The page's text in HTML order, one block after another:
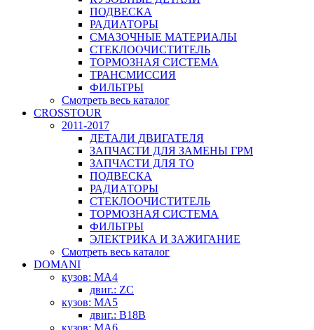
ПОДВЕСКА
РАДИАТОРЫ
СМАЗОЧНЫЕ МАТЕРИАЛЫ
СТЕКЛООЧИСТИТЕЛЬ
ТОРМОЗНАЯ СИСТЕМА
ТРАНСМИССИЯ
ФИЛЬТРЫ
Смотреть весь каталог
CROSSTOUR
2011-2017
ДЕТАЛИ ДВИГАТЕЛЯ
ЗАПЧАСТИ ДЛЯ ЗАМЕНЫ ГРМ
ЗАПЧАСТИ ДЛЯ ТО
ПОДВЕСКА
РАДИАТОРЫ
СТЕКЛООЧИСТИТЕЛЬ
ТОРМОЗНАЯ СИСТЕМА
ФИЛЬТРЫ
ЭЛЕКТРИКА И ЗАЖИГАНИЕ
Смотреть весь каталог
DOMANI
кузов: MA4
двиг.: ZC
кузов: MA5
двиг.: B18B
кузов: MA6